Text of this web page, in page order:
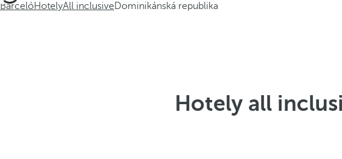
BarcelóHotelyAll inclusiveDominikánská republika
Hotely all